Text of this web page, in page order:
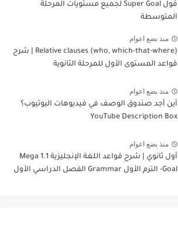
قول Super Goal لجميع مستويات المرحلة
المتوسطة
منذ بضع اعوام
Relative clauses (who, which-that-where) | شرح
قواعد المستوى الأول للمرحلة الثانوية
منذ بضع اعوام
أين أجد صندوق الوصف في فيديوهات اليوتيوب؟
YouTube Description Box
منذ بضع اعوام
أول ثانوي | شرح قواعد اللغة الإنجليزية 1.1 Mega
Goal- الترم الأول Grammar الفصل الدراسي الأول